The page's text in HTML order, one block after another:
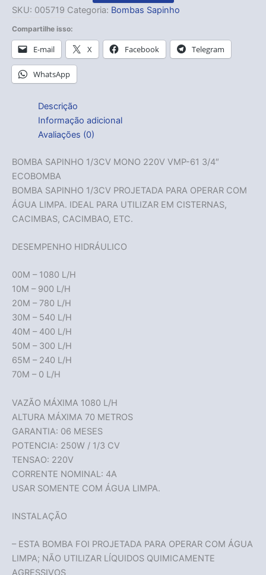
SKU: 005719 Categoria: Bombas Sapinho
Compartilhe isso:
E-mail X Facebook Telegram
WhatsApp
Descrição
Informação adicional
Avaliações (0)
BOMBA SAPINHO 1/3CV MONO 220V VMP-61 3/4″
ECOBOMBA
BOMBA SAPINHO 1/3CV PROJETADA PARA OPERAR COM
ÁGUA LIMPA. IDEAL PARA UTILIZAR EM CISTERNAS,
CACIMBAS, CACIMBAO, ETC.
DESEMPENHO HIDRÁULICO
00M – 1080 L/H
10M – 900 L/H
20M – 780 L/H
30M – 540 L/H
40M – 400 L/H
50M – 300 L/H
65M – 240 L/H
70M – 0 L/H
VAZÃO MÁXIMA 1080 L/H
ALTURA MÁXIMA 70 METROS
GARANTIA: 06 MESES
POTENCIA: 250W / 1/3 CV
TENSAO: 220V
CORRENTE NOMINAL: 4A
USAR SOMENTE COM ÁGUA LIMPA.
INSTALAÇÃO
– ESTA BOMBA FOI PROJETADA PARA OPERAR COM ÁGUA
LIMPA; NÃO UTILIZAR LÍQUIDOS QUIMICAMENTE
AGRESSIVOS